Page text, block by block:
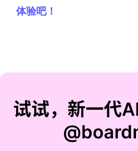
体验吧！
试试，新一代